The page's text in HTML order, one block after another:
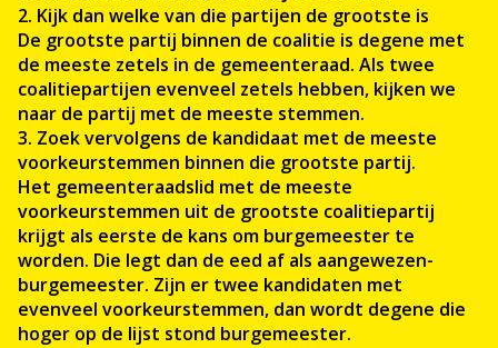
2. Kijk dan welke van die partijen de grootste is
De grootste partij binnen de coalitie is degene met
de meeste zetels in de gemeenteraad. Als twee
coalitiepartijen evenveel zetels hebben, kijken we
naar de partij met de meeste stemmen.
3. Zoek vervolgens de kandidaat met de meeste
voorkeurstemmen binnen die grootste partij.
Het gemeenteraadslid met de meeste
voorkeurstemmen uit de grootste coalitiepartij
krijgt als eerste de kans om burgemeester te
worden. Die legt dan de eed af als aangewezen-
burgemeester. Zijn er twee kandidaten met
evenveel voorkeurstemmen, dan wordt degene die
hoger op de lijst stond burgemeester.